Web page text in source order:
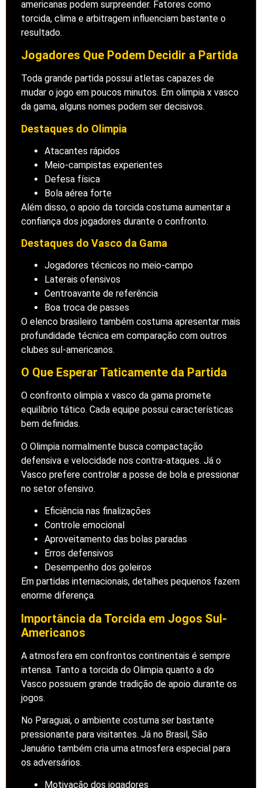
americanas podem surpreender. Fatores como
torcida, clima e arbitragem influenciam bastante o
resultado.
Jogadores Que Podem Decidir a Partida
Toda grande partida possui atletas capazes de
mudar o jogo em poucos minutos. Em olimpia x vasco
da gama, alguns nomes podem ser decisivos.
Destaques do Olimpia
Atacantes rápidos
Meio-campistas experientes
Defesa física
Bola aérea forte
Além disso, o apoio da torcida costuma aumentar a
confiança dos jogadores durante o confronto.
Destaques do Vasco da Gama
Jogadores técnicos no meio-campo
Laterais ofensivos
Centroavante de referência
Boa troca de passes
O elenco brasileiro também costuma apresentar mais
profundidade técnica em comparação com outros
clubes sul-americanos.
O Que Esperar Taticamente da Partida
O confronto olimpia x vasco da gama promete
equilíbrio tático. Cada equipe possui características
bem definidas.
O Olimpia normalmente busca compactação
defensiva e velocidade nos contra-ataques. Já o
Vasco prefere controlar a posse de bola e pressionar
no setor ofensivo.
Eficiência nas finalizações
Controle emocional
Aproveitamento das bolas paradas
Erros defensivos
Desempenho dos goleiros
Em partidas internacionais, detalhes pequenos fazem
enorme diferença.
Importância da Torcida em Jogos Sul-
Americanos
A atmosfera em confrontos continentais é sempre
intensa. Tanto a torcida do Olimpia quanto a do
Vasco possuem grande tradição de apoio durante os
jogos.
No Paraguai, o ambiente costuma ser bastante
pressionante para visitantes. Já no Brasil, São
Januário também cria uma atmosfera especial para
os adversários.
Motivação dos jogadores